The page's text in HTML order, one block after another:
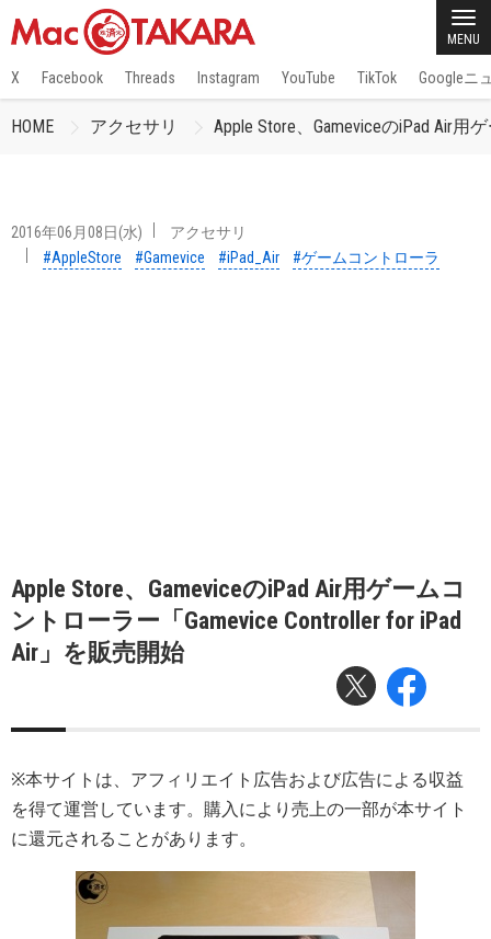
MENU
X Facebook Threads Instagram YouTube TikTok Googleニ
HOME アクセサリ Apple Store、GameviceのiPad Air用
2016年06月08日(水)
アクセサリ
#AppleStore
#Gamevice #iPad_Air #ゲームコントローラ
Apple Store、GameviceのiPad Air用ゲームコ
ントローラー「Gamevice Controller for iPad
Air」を販売開始
※本サイトは、アフィリエイト広告および広告による収益
を得て運営しています。購入により売上の一部が本サイト
に還元されることがあります。